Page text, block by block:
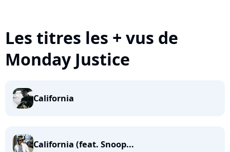
Les titres les + vus de
Monday Justice
California
California (feat. Snoop...